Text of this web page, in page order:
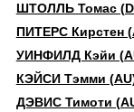
ШТОЛЛЬ Томас
ПИТЕРС Кирстен
УИНФИЛД Кэйи
КЭЙСИ Тэмми
ДЭВИС Тимоти